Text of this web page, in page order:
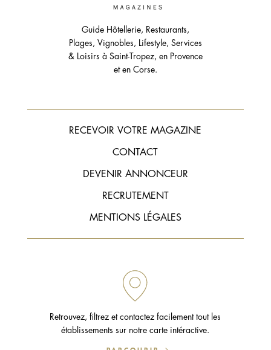
Guide Hôtellerie, Restaurants,
Plages, Vignobles, Lifestyle, Services
& Loisirs à Saint-Tropez, en Provence
et en Corse.
RECEVOIR VOTRE MAGAZINE
CONTACT
DEVENIR ANNONCEUR
RECRUTEMENT
MENTIONS LÉGALES
Retrouvez, filtrez et contactez facilement tout les
établissements sur notre carte intéractive.